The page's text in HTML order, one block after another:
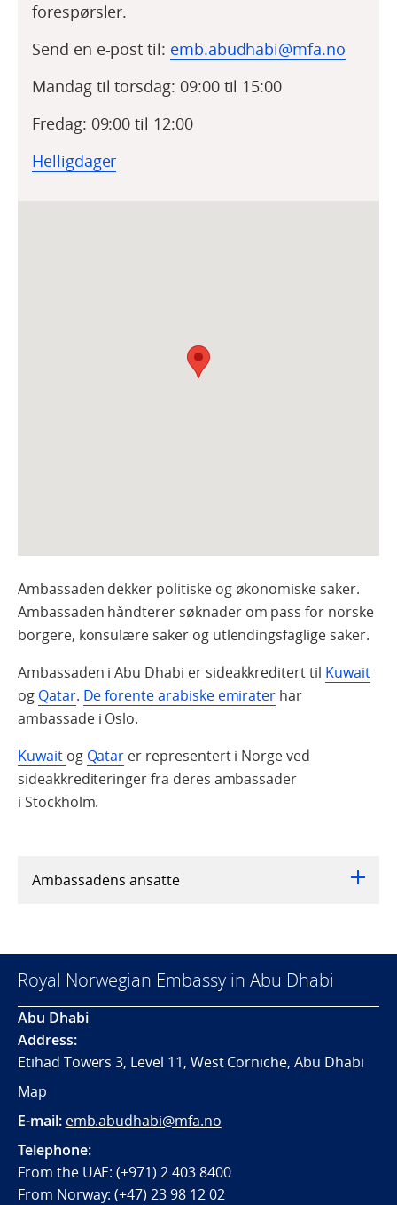
forespørsler.
Send en e-post til: emb.abudhabi@mfa.no
Mandag til torsdag: 09:00 til 15:00
Fredag: 09:00 til 12:00
Helligdager
Ambassaden dekker politiske og økonomiske saker.
Ambassaden håndterer søknader om pass for norske
borgere, konsulære saker og utlendingsfaglige saker.
Ambassaden i Abu Dhabi er sideakkreditert til Kuwait
og Qatar. De forente arabiske emirater har
ambassade i Oslo.
Kuwait og Qatar er representert i Norge ved
sideakkrediteringer fra deres ambassader
i Stockholm.
Ambassadens ansatte
Royal Norwegian Embassy in Abu Dhabi
Abu Dhabi
Address:
Etihad Towers 3, Level 11, West Corniche, Abu Dhabi
Map
E-mail: emb.abudhabi@mfa.no
Telephone:
From the UAE: (+971) 2 403 8400
From Norway: (+47) 23 98 12 02